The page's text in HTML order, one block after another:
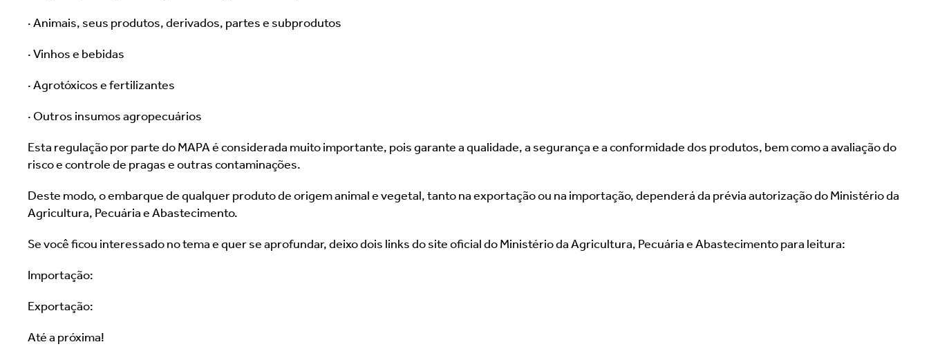
· Animais, seus produtos, derivados, partes e subprodutos
· Vinhos e bebidas
· Agrotóxicos e fertilizantes
· Outros insumos agropecuários
Esta regulação por parte do MAPA é considerada muito importante, pois garante a qualidade, a segurança e a conformidade dos produtos, bem como a avaliação do
risco e controle de pragas e outras contaminações.
Deste modo, o embarque de qualquer produto de origem animal e vegetal, tanto na exportação ou na importação, dependerá da prévia autorização do Ministério da
Agricultura, Pecuária e Abastecimento.
Se você ficou interessado no tema e quer se aprofundar, deixo dois links do site oficial do Ministério da Agricultura, Pecuária e Abastecimento para leitura:
Importação:
Exportação:
Até a próxima!